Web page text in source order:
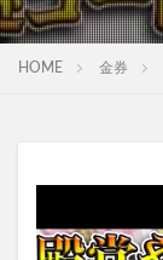
HOME 金券